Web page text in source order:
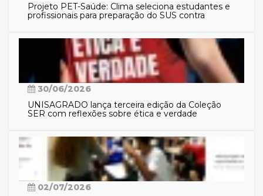
Projeto PET-Saúde: Clima seleciona estudantes e
profissionais para preparação do SUS contra
30/06/2026
UNISAGRADO lança terceira edição da Coleção
SER com reflexões sobre ética e verdade
02/07/2026